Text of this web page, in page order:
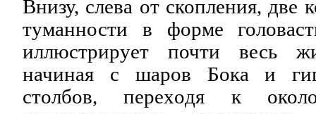
Внизу, слева от скопления, две
туманности в форме
иллюстрирует почти весь
начиная с шаров Бока и
столбов, перехoдя к